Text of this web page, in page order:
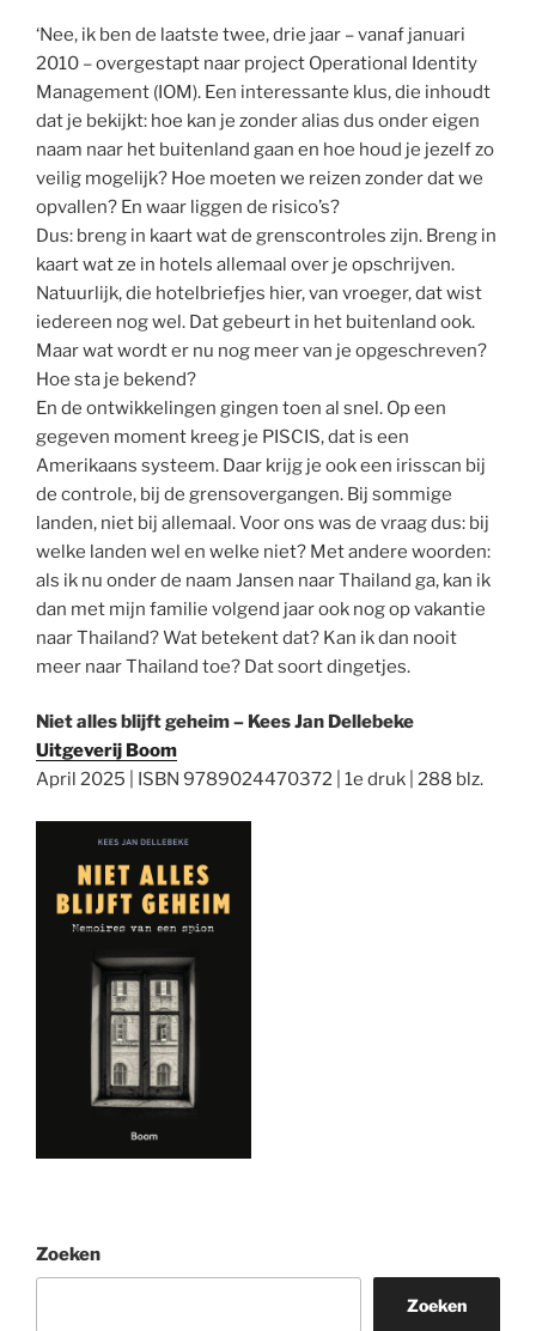
‘Nee, ik ben de laatste twee, drie jaar – vanaf januari
2010 – overgestapt naar project Operational Identity
Management (IOM). Een interessante klus, die inhoudt
dat je bekijkt: hoe kan je zonder alias dus onder eigen
naam naar het buitenland gaan en hoe houd je jezelf zo
veilig mogelijk? Hoe moeten we reizen zonder dat we
opvallen? En waar liggen de risico’s?
Dus: breng in kaart wat de grenscontroles zijn. Breng in
kaart wat ze in hotels allemaal over je opschrijven.
Natuurlijk, die hotelbriefjes hier, van vroeger, dat wist
iedereen nog wel. Dat gebeurt in het buitenland ook.
Maar wat wordt er nu nog meer van je opgeschreven?
Hoe sta je bekend?
En de ontwikkelingen gingen toen al snel. Op een
gegeven moment kreeg je PISCIS, dat is een
Amerikaans systeem. Daar krijg je ook een irisscan bij
de controle, bij de grensovergangen. Bij sommige
landen, niet bij allemaal. Voor ons was de vraag dus: bij
welke landen wel en welke niet? Met andere woorden:
als ik nu onder de naam Jansen naar Thailand ga, kan ik
dan met mijn familie volgend jaar ook nog op vakantie
naar Thailand? Wat betekent dat? Kan ik dan nooit
meer naar Thailand toe? Dat soort dingetjes.
Niet alles blijft geheim – Kees Jan Dellebeke
Uitgeverij Boom
April 2025 | ISBN 9789024470372 | 1e druk | 288 blz.
Zoeken
Zoeken